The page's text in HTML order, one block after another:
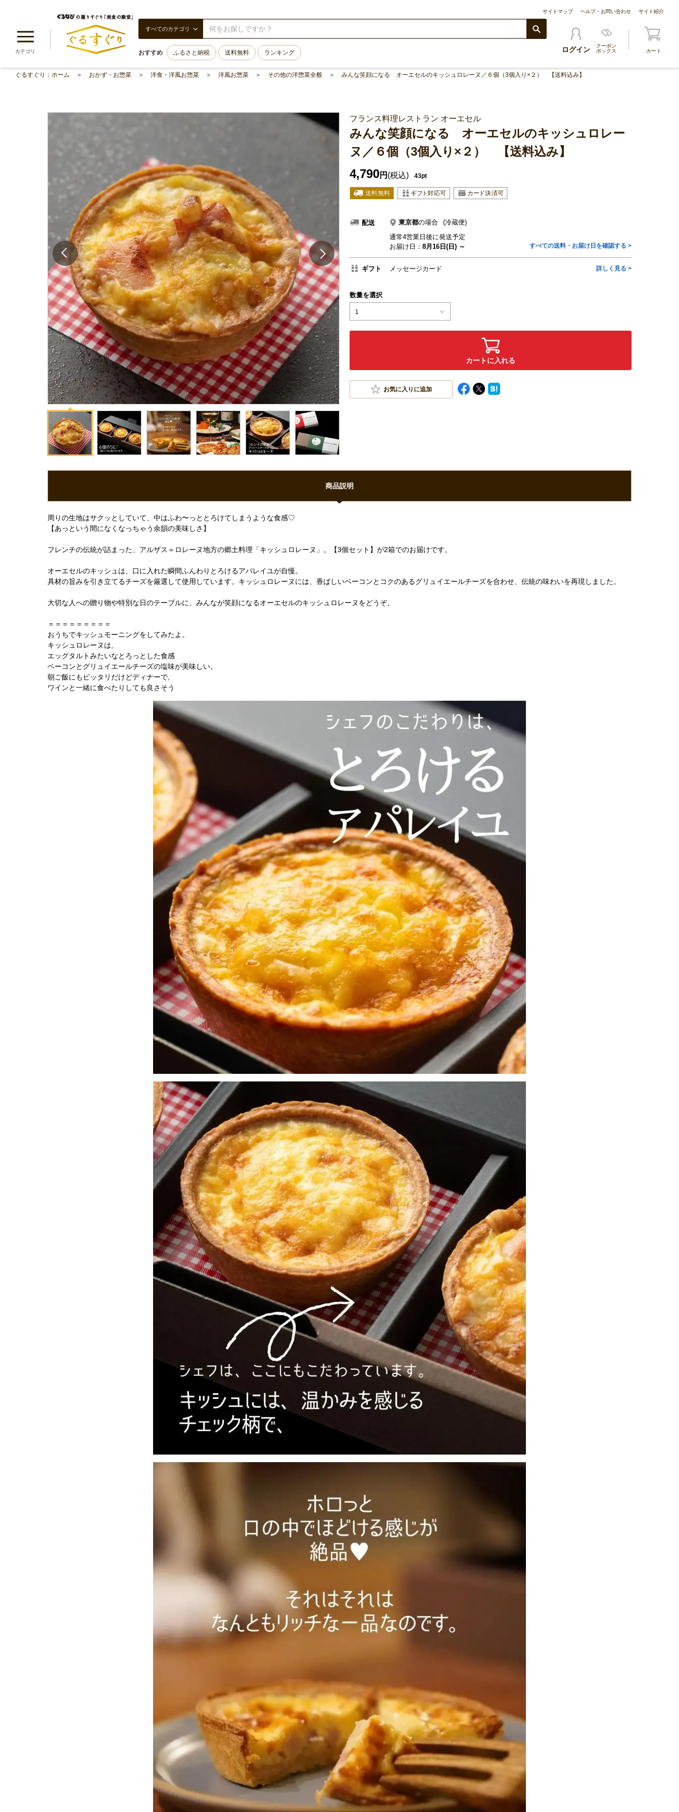
サイトマップ ヘルプ・お問い合わせ サイト紹介
カテゴリ
すべてのカテゴリ
おすすめ ふるさと納税 送料無料 ランキング ログイン
クーポン
ボックス
カート
ぐるすぐり：ホーム おかず・お惣菜 洋食・洋風お惣菜 洋風お惣菜 その他の洋惣菜全般 みんな笑顔になる オーエセルのキッシュロレーヌ／６個（3個入り×２） 【送料込み】
フランス料理レストラン オーエセル
みんな笑顔になる オーエセルのキッシュロレー
ヌ／６個（3個入り×２） 【送料込み】
4,790円 (税込) 43pt
配送 東京都の場合
(冷蔵便)
通常4営業日後に発送予定
お届け日： 8月16日(日) ～ すべての送料・お届け日を確認する >
ギフト メッセージカード 詳しく見る >
数量を選択
1
カートに入れる
お気に入りに追加
商品説明
周りの生地はサクッとしていて、中はふわ〜っととろけてしまうような食感♡
【あっという間になくなっちゃう余韻の美味しさ】
フレンチの伝統が詰まった、アルザス＝ロレーヌ地方の郷土料理「キッシュロレーヌ」。【3個セット】が2箱でのお届けです。
オーエセルのキッシュは、口に入れた瞬間ふんわりとろけるアパレイユが自慢。
具材の旨みを引き立てるチーズを厳選して使用しています。キッシュロレーヌには、香ばしいベーコンとコクのあるグリュイエールチーズを合わせ、伝統の味わいを再現しました。
大切な人への贈り物や特別な日のテーブルに、みんなが笑顔になるオーエセルのキッシュロレーヌをどうぞ。
＝＝＝＝＝＝＝＝＝
おうちでキッシュモーニングをしてみたよ。
キッシュロレーヌは,
エッグタルトみたいなとろっとした食感
ベーコンとグリュイエールチーズの塩味が美味しい。
朝ご飯にもピッタリだけどディナーで,
ワインと一緒に食べたりしても良さそう